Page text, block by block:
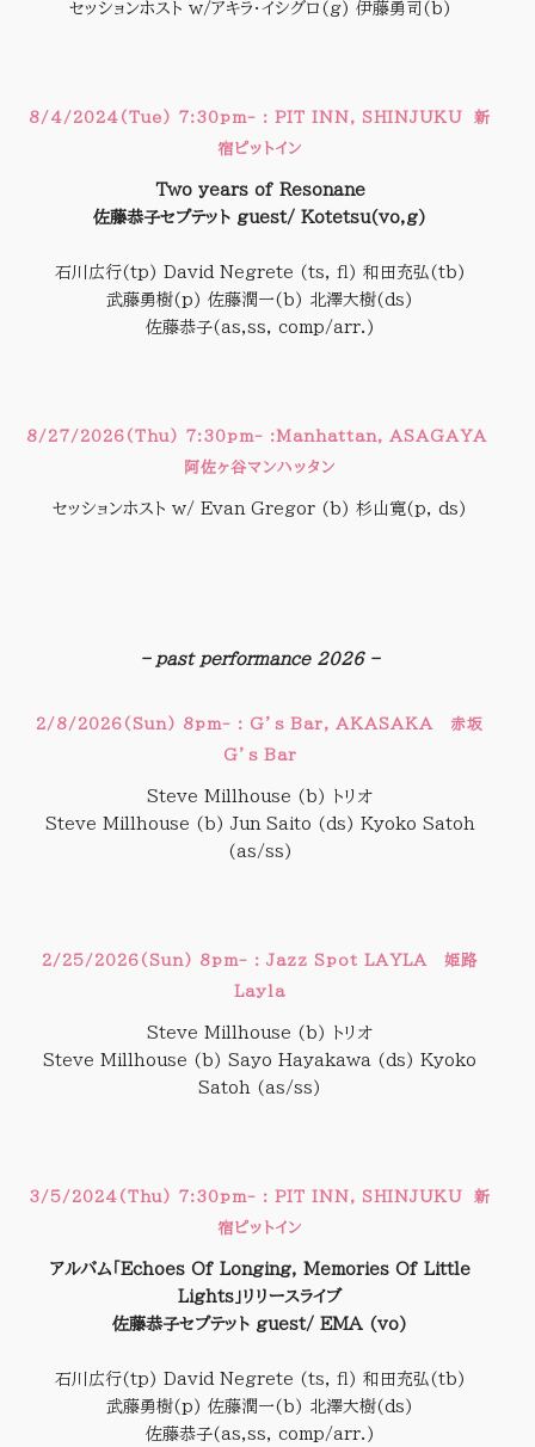
セッションホスト w/アキラ・イシグロ(g) 伊藤勇司(b)
8/4/2024(Tue) 7:30pm- : PIT INN, SHINJUKU 新
宿ピットイン
Two years of Resonane
佐藤恭子セプテット guest/ Kotetsu(vo,g)
石川広行(tp) David Negrete (ts, fl) 和田充弘(tb)
武藤勇樹(p) 佐藤潤一(b) 北澤大樹(ds)
佐藤恭子(as,ss, comp/arr.)
8/27/2026(Thu) 7:30pm- :Manhattan, ASAGAYA
阿佐ヶ谷マンハッタン
セッションホスト w/ Evan Gregor (b) 杉山寛(p, ds)
– past performance 2026 –
2/8/2026(Sun) 8pm- : G’s Bar, AKASAKA 赤坂
G’s Bar
Steve Millhouse (b) トリオ
Steve Millhouse (b) Jun Saito (ds) Kyoko Satoh
(as/ss)
2/25/2026(Sun) 8pm- : Jazz Spot LAYLA 姫路
Layla
Steve Millhouse (b) トリオ
Steve Millhouse (b) Sayo Hayakawa (ds) Kyoko
Satoh (as/ss)
3/5/2024(Thu) 7:30pm- : PIT INN, SHINJUKU 新
宿ピットイン
アルバム「Echoes Of Longing, Memories Of Little
Lights」リリースライブ
佐藤恭子セプテット guest/ EMA (vo)
石川広行(tp) David Negrete (ts, fl) 和田充弘(tb)
武藤勇樹(p) 佐藤潤一(b) 北澤大樹(ds)
佐藤恭子(as,ss, comp/arr.)